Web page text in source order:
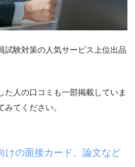
試験対策の人気サービス上位出品
た人の口コミも一部掲載していま
てください。
けの面接カード、論文など